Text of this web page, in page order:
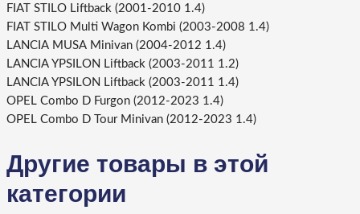
FIAT STILO Liftback (2001-2010 1.4)
FIAT STILO Multi Wagon Kombi (2003-2008 1.4)
LANCIA MUSA Minivan (2004-2012 1.4)
LANCIA YPSILON Liftback (2003-2011 1.2)
LANCIA YPSILON Liftback (2003-2011 1.4)
OPEL Combo D Furgon (2012-2023 1.4)
OPEL Combo D Tour Minivan (2012-2023 1.4)
Другие товары в этой
категории